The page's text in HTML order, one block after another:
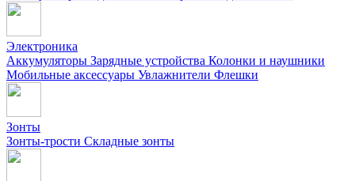
Электроника
Аккумуляторы Зарядные устройства Колонки и наушники
Мобильные аксессуары Увлажнители Флешки
Зонты
Зонты-трости Складные зонты